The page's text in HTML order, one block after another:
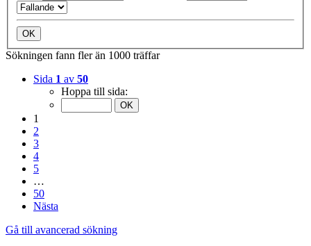
Sökningen fann fler än 1000 träffar
Sida 1 av 50
Hoppa till sida:
1
2
3
4
5
…
50
Nästa
Gå till avancerad sökning